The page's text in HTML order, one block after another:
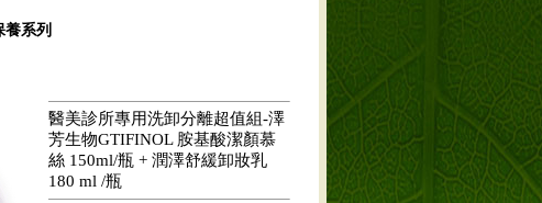
系列
醫美診所專用洗卸分離超值組-澤
芳生物GTIFINOL 胺基酸潔顏慕
絲 150ml/瓶 + 潤澤舒緩卸妝乳
180 ml /瓶